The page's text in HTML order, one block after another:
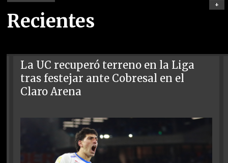
Recientes
+
La UC recuperó terreno en la Liga
tras festejar ante Cobresal en el
Claro Arena